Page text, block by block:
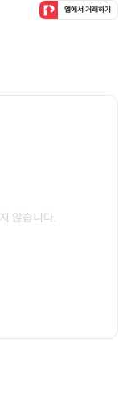
앱에서 거래하기
않습니다.